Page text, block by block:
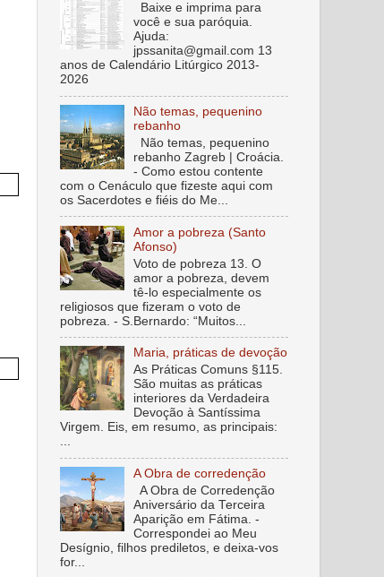
Baixe e imprima para
você e sua paróquia.
Ajuda:
jpssanita@gmail.com 13
anos de Calendário Litúrgico 2013-
2026
Não temas, pequenino
rebanho
Não temas, pequenino
rebanho Zagreb | Croácia.
- Como estou contente
com o Cenáculo que fizeste aqui com
os Sacerdotes e fiéis do Me...
Amor a pobreza (Santo
Afonso)
Voto de pobreza 13. O
amor a pobreza, devem
tê-lo especialmente os
religiosos que fizeram o voto de
pobreza. - S.Bernardo: “Muitos...
Maria, práticas de devoção
As Práticas Comuns §115.
São muitas as práticas
interiores da Verdadeira
Devoção à Santíssima
Virgem. Eis, em resumo, as principais:
...
A Obra de corredenção
A Obra de Corredenção
Aniversário da Terceira
Aparição em Fátima. -
Correspondei ao Meu
Desígnio, filhos prediletos, e deixa-vos
for...